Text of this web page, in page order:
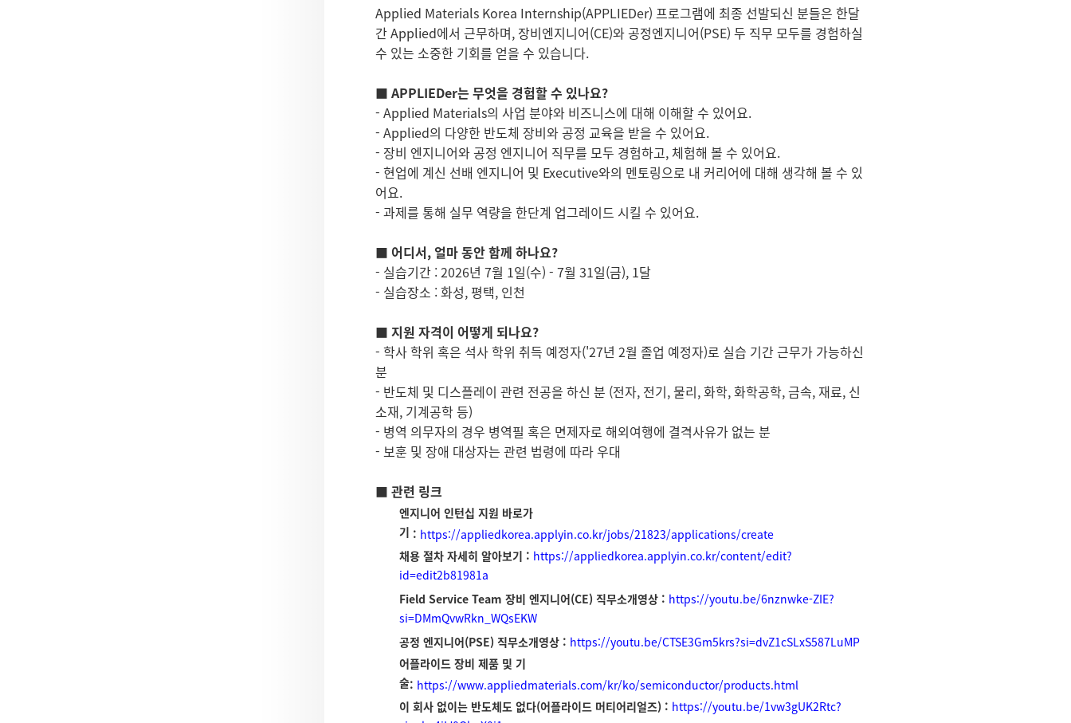
Applied Materials Korea Internship(APPLIEDer) 프로그램에 최종 선발되신 분들은 한달
간 Applied에서 근무하며, 장비엔지니어(CE)와 공정엔지니어(PSE) 두 직무 모두를 경험하실
수 있는 소중한 기회를 얻을 수 있습니다.
■ APPLIEDer는 무엇을 경험할 수 있나요?
- Applied Materials의 사업 분야와 비즈니스에 대해 이해할 수 있어요.
- Applied의 다양한 반도체 장비와 공정 교육을 받을 수 있어요.
- 장비 엔지니어와 공정 엔지니어 직무를 모두 경험하고, 체험해 볼 수 있어요.
- 현업에 계신 선배 엔지니어 및 Executive와의 멘토링으로 내 커리어에 대해 생각해 볼 수 있
어요.
- 과제를 통해 실무 역량을 한단계 업그레이드 시킬 수 있어요.
■ 어디서, 얼마 동안 함께 하나요?
- 실습기간 : 2026년 7월 1일(수) - 7월 31일(금), 1달
- 실습장소 : 화성, 평택, 인천
■ 지원 자격이 어떻게 되나요?
- 학사 학위 혹은 석사 학위 취득 예정자('27년 2월 졸업 예정자)로 실습 기간 근무가 가능하신
분
- 반도체 및 디스플레이 관련 전공을 하신 분 (전자, 전기, 물리, 화학, 화학공학, 금속, 재료, 신
소재, 기계공학 등)
- 병역 의무자의 경우 병역필 혹은 면제자로 해외여행에 결격사유가 없는 분
- 보훈 및 장애 대상자는 관련 법령에 따라 우대
■ 관련 링크
엔지니어 인턴십 지원 바로가
기 : https://appliedkorea.applyin.co.kr/jobs/21823/applications/create
채용 절차 자세히 알아보기 : https://appliedkorea.applyin.co.kr/content/edit?
id=edit2b81981a
Field Service Team 장비 엔지니어(CE) 직무소개영상 : https://youtu.be/6nznwke-ZIE?
si=DMmQvwRkn_WQsEKW
공정 엔지니어(PSE) 직무소개영상 : https://youtu.be/CTSE3Gm5krs?si=dvZ1cSLxS587LuMP
어플라이드 장비 제품 및 기
술: https://www.appliedmaterials.com/kr/ko/semiconductor/products.html
이 회사 없이는 반도체도 없다(어플라이드 머티어리얼즈) : https://youtu.be/1vw3gUK2Rtc?